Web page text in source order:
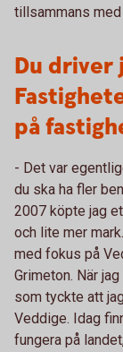
tillsammans
Du driver
på
- Det var
du ska ha fler
2007 köpte jag
och lite mer
med fokus på
Grimeton. När
som tyckte att
Veddige. Idag
fungera på